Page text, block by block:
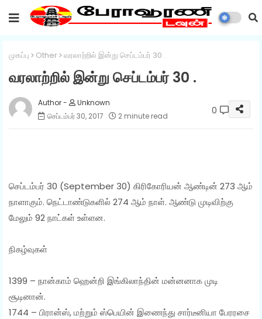
முகப்பு Other வரலாற்றில் இன்று செப்டம்பர் 30 .
வரலாற்றில் இன்று செப்டம்பர் 30 .
Unknown
செப்டம்பர் 30, 2017
2 minute read 0
செப்டம்பர் 30 (September 30) கிரிகோரியன் ஆண்டின் 273 ஆம்
நாளாகும். நெட்டாண்டுகளில் 274 ஆம் நாள். ஆண்டு முடிவிற்கு
மேலும் 92 நாட்கள் உள்ளன.
நிகழ்வுகள்
1399 – நான்காம் ஹென்றி இங்கிலாந்தின் மன்னனாக முடி
சூடினான்.
1744 – பிரான்ஸ், மற்றும் ஸ்பெயின் இணைந்து சார்டீனியா பேரரசை